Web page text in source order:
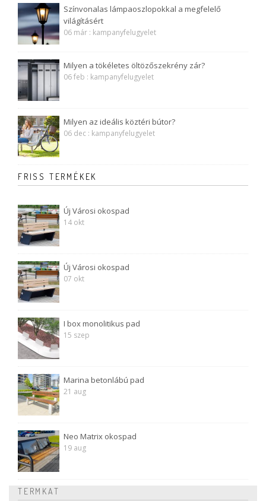
Színvonalas lámpaoszlopokkal a megfelelő
világításért
06 már : kampanyfelugyelet
Milyen a tökéletes öltözőszekrény zár?
06 feb : kampanyfelugyelet
Milyen az ideális köztéri bútor?
06 dec : kampanyfelugyelet
FRISS TERMÉKEK
Új Városi okospad
14 okt
Új Városi okospad
07 okt
I box monolitikus pad
15 szep
Marina betonlábú pad
21 aug
Neo Matrix okospad
19 aug
TERMKAT